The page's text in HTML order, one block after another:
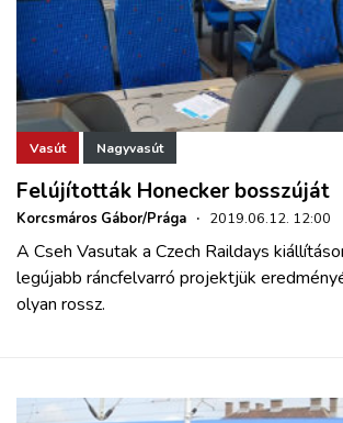
Vasút Nagyvasút
Felújították Honecker bosszúját
Korcsmáros Gábor/Prága · 2019.06.12. 12:00
A Cseh Vasutak a Czech Raildays
legújabb ráncfelvarró projektjük
olyan rossz.